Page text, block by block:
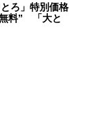
ろ」特別価格
料” 「大と